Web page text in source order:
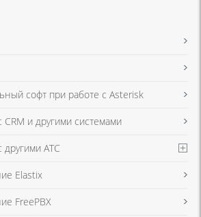
обработку моих персональных данных для связи
в отношении обработки персональных
обработку моих персональных данных для связи
Политикой в отношении обработки персональных
софт при работе с Asterisk
CRM и другими системами
другими АТС
Elastix
FreePBX